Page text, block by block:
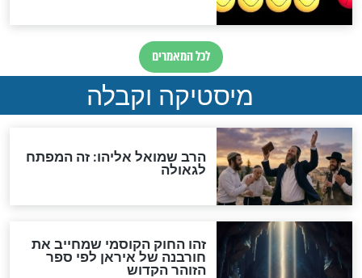
מה יהיה בימות המשיח?
"לפני הגאולה תהיה אפיקורסות
והכחשה גדולה מאוד של
האמונה"
האם לאחר בוא המשיח יהיה
אפשר לחזור בתשובה?